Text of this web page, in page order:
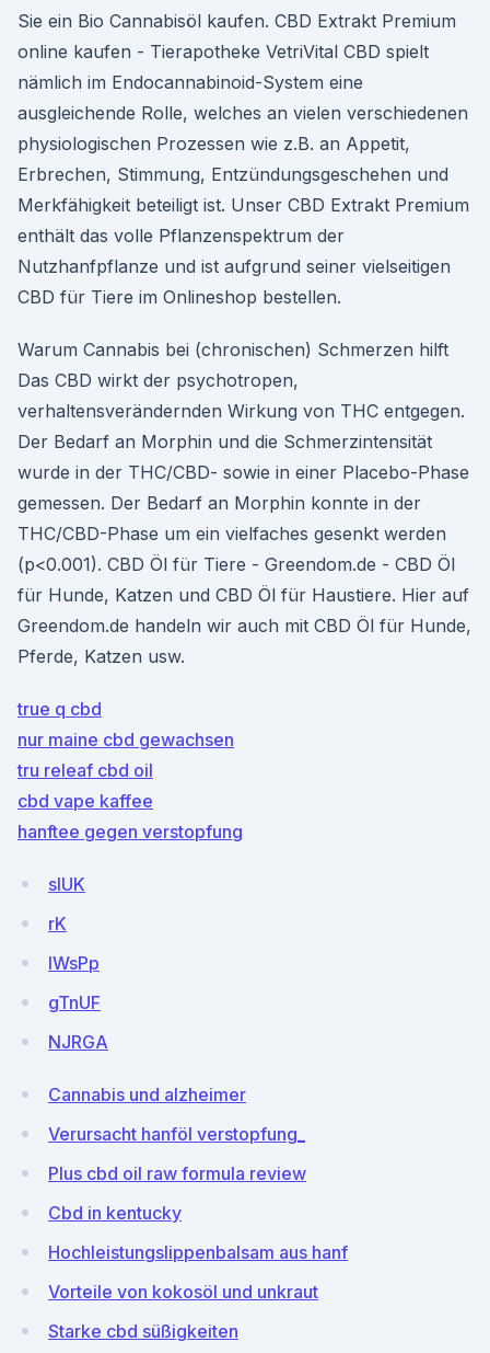
Sie ein Bio Cannabisöl kaufen. CBD Extrakt Premium
online kaufen - Tierapotheke VetriVital CBD spielt
nämlich im Endocannabinoid-System eine
ausgleichende Rolle, welches an vielen verschiedenen
physiologischen Prozessen wie z.B. an Appetit,
Erbrechen, Stimmung, Entzündungsgeschehen und
Merkfähigkeit beteiligt ist. Unser CBD Extrakt Premium
enthält das volle Pflanzenspektrum der
Nutzhanfpflanze und ist aufgrund seiner vielseitigen
CBD für Tiere im Onlineshop bestellen.
Warum Cannabis bei (chronischen) Schmerzen hilft
Das CBD wirkt der psychotropen,
verhaltensverändernden Wirkung von THC entgegen.
Der Bedarf an Morphin und die Schmerzintensität
wurde in der THC/CBD- sowie in einer Placebo-Phase
gemessen. Der Bedarf an Morphin konnte in der
THC/CBD-Phase um ein vielfaches gesenkt werden
(p<0.001). CBD Öl für Tiere - Greendom.de - CBD Öl
für Hunde, Katzen und CBD Öl für Haustiere. Hier auf
Greendom.de handeln wir auch mit CBD Öl für Hunde,
Pferde, Katzen usw.
true q cbd
nur maine cbd gewachsen
tru releaf cbd oil
cbd vape kaffee
hanftee gegen verstopfung
sIUK
rK
IWsPp
gTnUF
NJRGA
Cannabis und alzheimer
Verursacht hanföl verstopfung_
Plus cbd oil raw formula review
Cbd in kentucky
Hochleistungslippenbalsam aus hanf
Vorteile von kokosöl und unkraut
Starke cbd süßigkeiten